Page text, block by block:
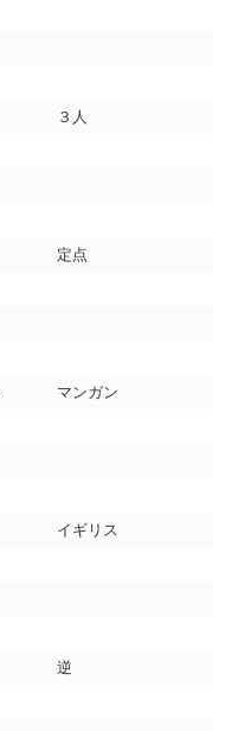
３人
定点
マンガン
イギリス
逆